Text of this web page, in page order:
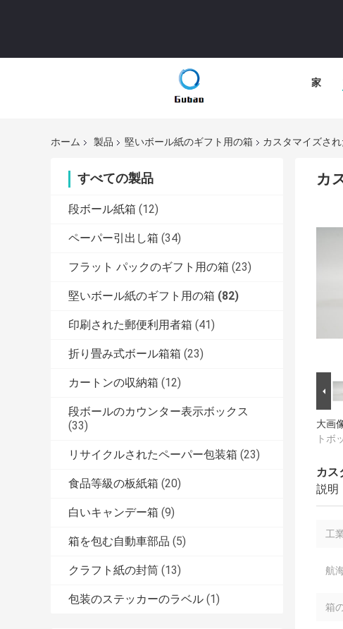
家
ホーム 製品 堅いボール紙のギフト用の箱 カスタマイズさ
すべての製品
段ボール紙箱 (12)
ペーパー引出し箱 (34)
フラット パックのギフト用の箱 (23)
堅いボール紙のギフト用の箱 (82)
印刷された郵便利用者箱 (41)
折り畳み式ボール箱箱 (23)
カートンの収納箱 (12)
段ボールのカウンター表示ボックス
(33)
リサイクルされたペーパー包装箱 (23)
食品等級の板紙箱 (20)
白いキャンデー箱 (9)
箱を包む自動車部品 (5)
クラフト紙の封筒 (13)
包装のステッカーのラベル (1)
カ
大画
トボ
カス
説明
工
航
箱